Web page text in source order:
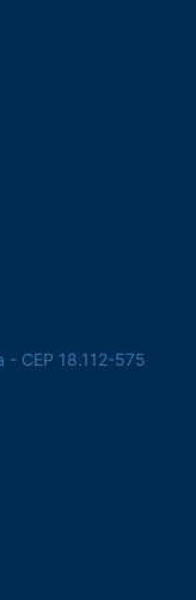
- CEP 18.112-575